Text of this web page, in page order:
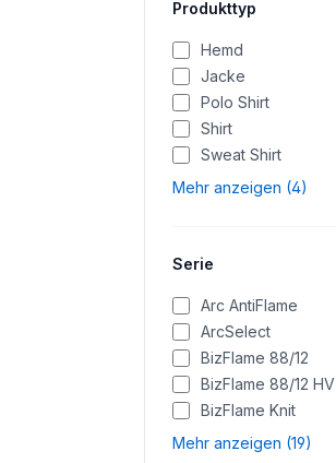
Produkttyp
Hemd
Jacke
Polo Shirt
Shirt
Sweat Shirt
Mehr anzeigen (4)
Serie
Arc AntiFlame
ArcSelect
BizFlame 88/12
BizFlame 88/12 HV
BizFlame Knit
Mehr anzeigen (19)